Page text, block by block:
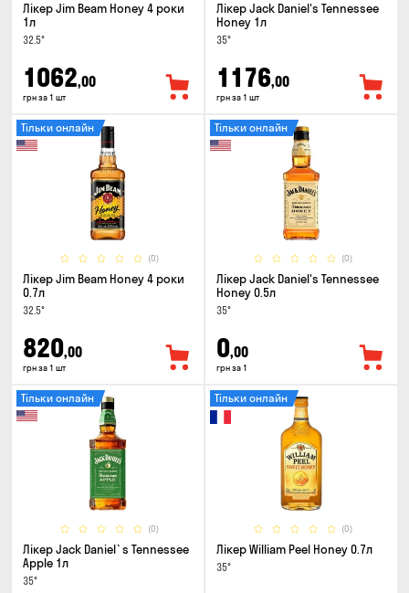
Лікер Jim Beam Honey 4 роки
1л
32.5°
1062,00
грн за 1 шт
Лікер Jack Daniel's Tennessee
Honey 1л
35°
1176,00
грн за 1 шт
(0)
Тільки онлайн
Лікер Jim Beam Honey 4 роки
0.7л
32.5°
820,00
грн за 1 шт
(0)
Тільки онлайн
Лікер Jack Daniel's Tennessee
Honey 0.5л
35°
0,00
грн за 1
(0)
Тільки онлайн
Лікер Jack Daniel`s Tennessee
Apple 1л
35°
(0)
Тільки онлайн
Лікер William Peel Honey 0.7л
35°